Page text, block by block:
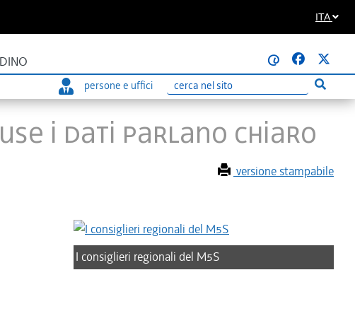
ITA
@
persone e uffici
Ricerca Esegui
I DATI PARLANO CHIARO
versione stampabile
I consiglieri regionali del M5S